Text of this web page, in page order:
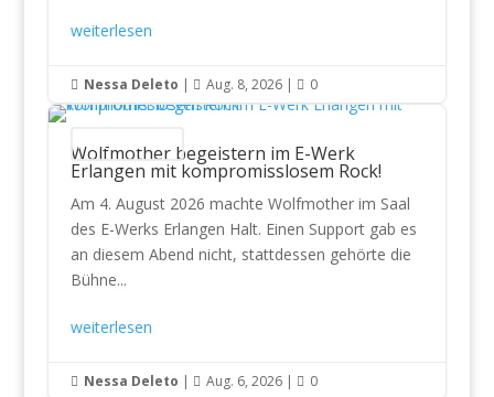
weiterlesen
 Nessa Deleto |  Aug. 8, 2026|  0
Konzertberichte
Wolfmother begeistern im E-Werk
Erlangen mit kompromisslosem Rock!
Am 4. August 2026 machte Wolfmother im Saal
des E-Werks Erlangen Halt. Einen Support gab es
an diesem Abend nicht, stattdessen gehörte die
Bühne...
weiterlesen
 Nessa Deleto |  Aug. 6, 2026|  0